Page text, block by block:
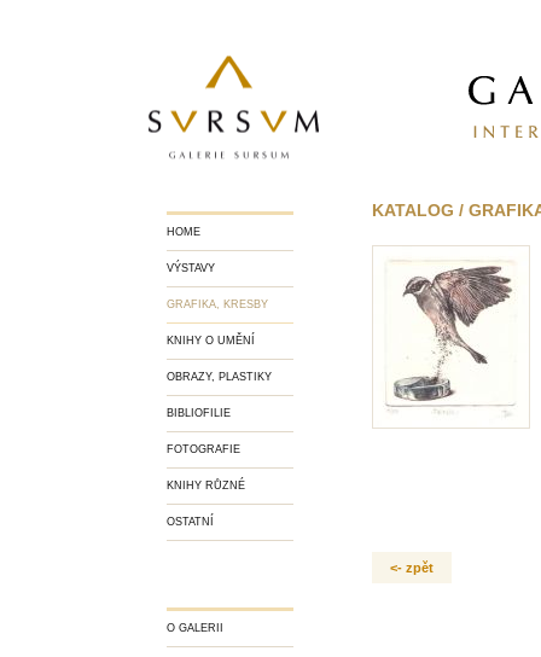
KATALOG /
<- zpět
HOME
VÝSTAVY
GRAFIKA, KRESBY
KNIHY O UMĚNÍ
OBRAZY, PLASTIKY
BIBLIOFILIE
FOTOGRAFIE
KNIHY RŮZNÉ
OSTATNÍ
O GALERII